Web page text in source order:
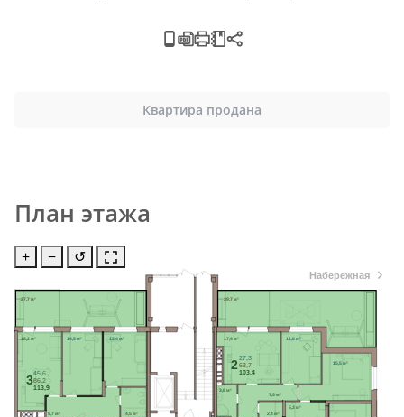
Квартира продана
План этажа
+ − ↺
18,2 м² 13,4 м²
4,5 м²
14,5 м²
9,7 м²
27,7 м²
3
45,6
86,2
113,9
5,3 м²
2,4 м²
3,8 м²
11,8 м²
17,4 м²
7,5 м²
15,5 м²
39,7 м²
2
27,3
63,7
103,4
Набережная